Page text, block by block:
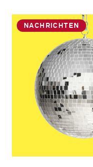
NACHRICHTEN